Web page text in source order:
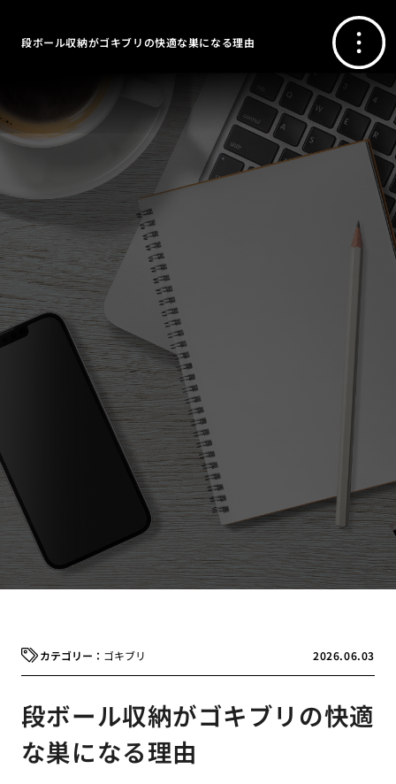
段ボール収納がゴキブリの快適な巣になる理由
2026.06.03
ゴキブリ
段ボール収納がゴキブリの快適
な巣になる理由